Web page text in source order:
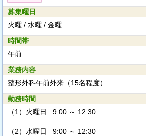
募集曜日
火曜 / 水曜 / 金曜
時間帯
午前
業務内容
整形外科午前外来（15名程度）
勤務時間
（1） 火曜日 9:00 ～ 12:30
（2） 水曜日 9:00 ～ 12:30